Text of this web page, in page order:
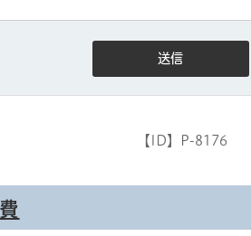
【ID】 P-8176